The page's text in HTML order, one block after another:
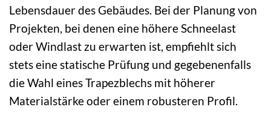
Lebensdauer des Gebäudes. Bei der Planung von
Projekten, bei denen eine höhere Schneelast
oder Windlast zu erwarten ist, empfiehlt sich
stets eine statische Prüfung und gegebenenfalls
die Wahl eines Trapezblechs mit höherer
Materialstärke oder einem robusteren Profil.